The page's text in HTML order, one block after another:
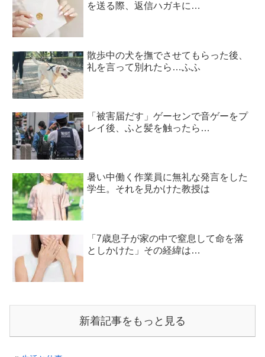
を送る際、返信ハガキに…
散歩中の犬を撫でさせてもらった後、
礼を言って別れたら…ふふ
「被害届だす」ゲーセンで音ゲーをプ
レイ後、ふと髪を触ったら…
暑い中働く作業員に無礼な発言をした
学生。それを見かけた教授は
「7歳息子が家の中で窒息して命を落
としかけた」その経緯は…
新着記事をもっと見る